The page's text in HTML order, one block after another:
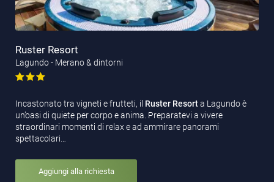
Ruster Resort
Lagundo - Merano & dintorni
Incastonato tra vigneti e frutteti, il Ruster Resorta Lagundo è
un’oasi di quiete per corpo e anima. Preparatevi a vivere
straordinari momenti di relax e ad ammirare panorami
spettacolari…
Aggiungi alla richiesta